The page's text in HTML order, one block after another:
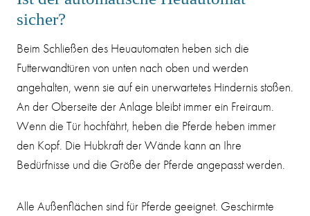
sicher?
Beim Schließen des Heuautomaten heben sich die
Futterwandtüren von unten nach oben und werden
angehalten, wenn sie auf ein unerwartetes Hindernis stoßen.
An der Oberseite der Anlage bleibt immer ein Freiraum.
Wenn die Tür hochfährt, heben die Pferde heben immer
den Kopf. Die Hubkraft der Wände kann an Ihre
Bedürfnisse und die Größe der Pferde angepasst werden.
Alle Außenflächen sind für Pferde geeignet. Geschirmte